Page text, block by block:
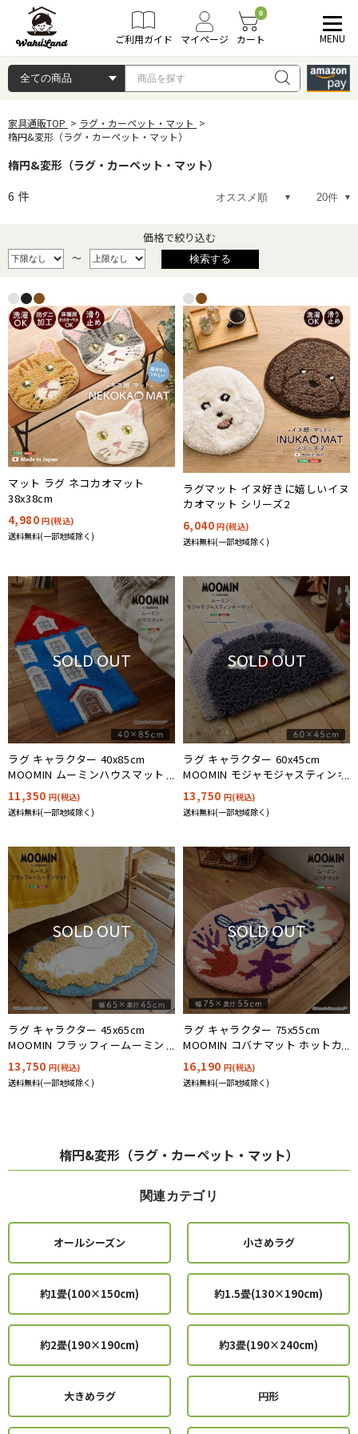
ご利用ガイド マイページ
0
カート MENU
家具通販TOP
ラグ・カーペット・マット
楕円&変形（ラグ・カーペット・マット）
楕円&変形（ラグ・カーペット・マット）
6 件
価格で絞り込む
～
マット ラグ ネコカオマット
38x38cm
4,980円(税込)
送料無料(一部地域除く)
ラグマット イヌ好きに嬉しいイヌ
カオマット シリーズ2
6,040円(税込)
送料無料(一部地域除く)
SOLD OUT
ラグ キャラクター 40x85cm
MOOMIN ムーミンハウスマット
ホットカーペット 床暖房対応
11,350 円(税込)
送料無料(一部地域除く)
SOLD OUT
ラグ キャラクター 60x45cm
MOOMIN モジャモジャスティンキ
ーマット ホットカーペット 床暖
房対応
13,750 円(税込)
送料無料(一部地域除く)
SOLD OUT
ラグ キャラクター 45x65cm
MOOMIN フラッフィームーミン
マット ホットカーペット 床暖房
対応
13,750 円(税込)
送料無料(一部地域除く)
SOLD OUT
ラグ キャラクター 75x55cm
MOOMIN コバナマット ホットカ
ーペット 床暖房対応
16,190 円(税込)
送料無料(一部地域除く)
楕円&変形（ラグ・カーペット・マット）
関連カテゴリ
オールシーズン 小さめラグ
約1畳(100×150cm) 約1.5畳(130×190cm)
約2畳(190×190cm) 約3畳(190×240cm)
大きめラグ 円形